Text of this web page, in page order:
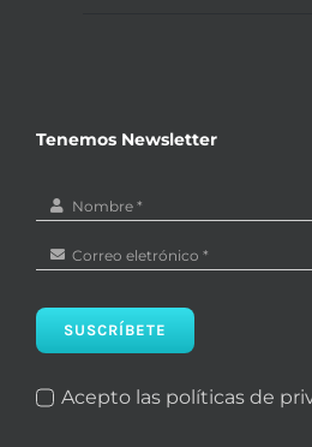
Tenemos Newsletter
SUSCRÍBETE
Acepto las políticas de